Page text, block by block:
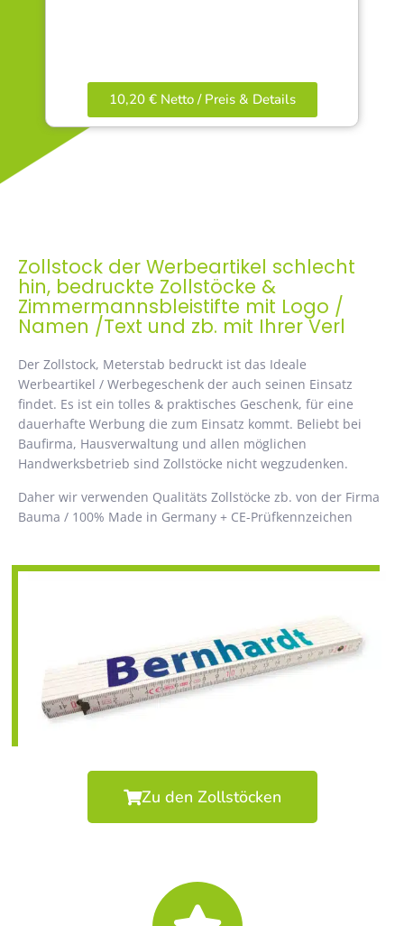
10,20 € Netto / Preis & Details
Zollstock der Werbeartikel schlecht
hin, bedruckte Zollstöcke &
Zimmermannsbleistifte mit Logo /
Namen /Text und zb. mit Ihrer Verl
Der Zollstock, Meterstab bedruckt ist das Ideale
Werbeartikel / Werbegeschenk der auch seinen Einsatz
findet. Es ist ein tolles & praktisches Geschenk, für eine
dauerhafte Werbung die zum Einsatz kommt. Beliebt bei
Baufirma, Hausverwaltung und allen möglichen
Handwerksbetrieb sind Zollstöcke nicht wegzudenken.
Daher wir verwenden Qualitäts Zollstöcke zb. von der Firma
Bauma / 100% Made in Germany + CE-Prüfkennzeichen
Zu den Zollstöcken